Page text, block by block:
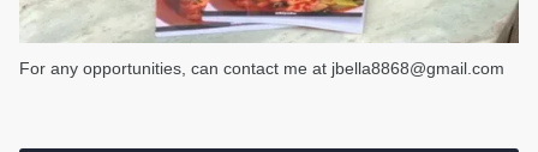
For any opportunities, can contact me at jbella8868@gmail.com